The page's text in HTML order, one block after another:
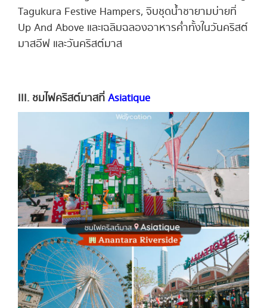
Tagukura Festive Hampers, จิบชุดน้ำชายามบ่ายที่
Up And Above และเฉลิมฉลองอาหารค่ำทั้งในวันคริสต์
มาสอีฟ และวันคริสต์มาส
III. ชมไฟคริสต์มาสที่Asiatique